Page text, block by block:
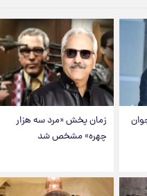
زمان پخش «مرد سه هزار
چهره» مشخص شد